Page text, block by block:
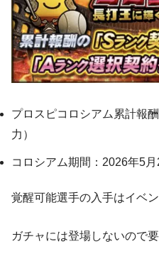
プロスピコロシアム累計報
力）
コロシアム期間：2026年5
覚醒可能選手の入手はイベン
ガチャには登場しないので要